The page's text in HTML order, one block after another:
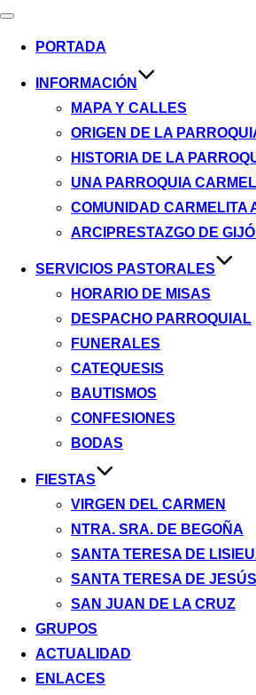
Alternar
PORTADA
INFORMACIÓN
MAPA Y CALLES
ORIGEN DE LA
HISTORIA DE LA
UNA PARROQUIA
COMUNIDAD CARMELITA
ARCIPRESTAZGO DE
SERVICIOS PASTORALES
HORARIO DE MISAS
DESPACHO PARROQUIAL
FUNERALES
CATEQUESIS
BAUTISMOS
CONFESIONES
BODAS
FIESTAS
VIRGEN DEL CARMEN
NTRA. SRA. DE BEGOÑA
SANTA TERESA DE
SANTA TERESA DE JESÚS
SAN JUAN DE LA CRUZ
GRUPOS
ACTUALIDAD
ENLACES